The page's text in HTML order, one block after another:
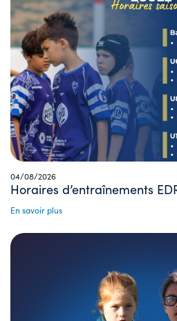
04/08/2026
Horaires d’entraînements
En savoir plus